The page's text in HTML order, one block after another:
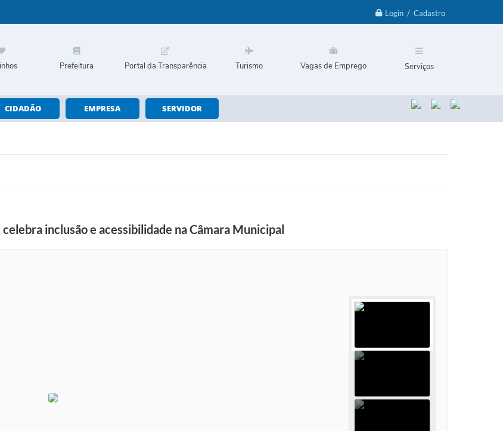
Login / Cadastro
Prefeitura Portal da Transparência Turismo Vagas de Emprego Serviços
CIDADÃO EMPRESA SERVIDOR
inclusão e acessibilidade na Câmara Municipal